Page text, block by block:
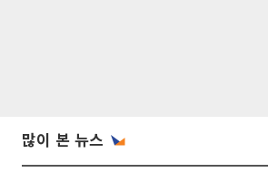
많이 본 뉴스